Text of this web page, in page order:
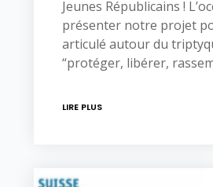
Jeunes Républicains !
présenter notre projet
articulé autour du
“protéger, libérer,
LIRE PLUS